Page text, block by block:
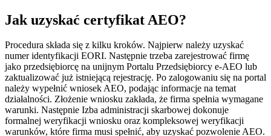
Jak uzyskać certyfikat AEO?
Procedura składa się z kilku kroków. Najpierw należy uzyskać
numer identyfikacji EORI. Następnie trzeba zarejestrować firmę
jako przedsiębiorcę na unijnym Portalu Przedsiębiorcy e-AEO lub
zaktualizować już istniejącą rejestrację. Po zalogowaniu się na portal
należy wypełnić wniosek AEO, podając informacje na temat
działalności. Złożenie wniosku zakłada, że firma spełnia wymagane
warunki. Następnie Izba administracji skarbowej dokonuje
formalnej weryfikacji wniosku oraz kompleksowej weryfikacji
warunków, które firma musi spełnić, aby uzyskać pozwolenie AEO.